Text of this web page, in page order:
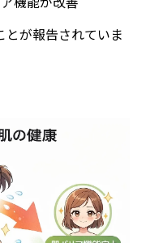
とが報告されていま